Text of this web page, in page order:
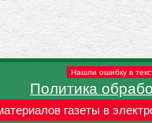
Нашли ошибку в
Политика
газеты в